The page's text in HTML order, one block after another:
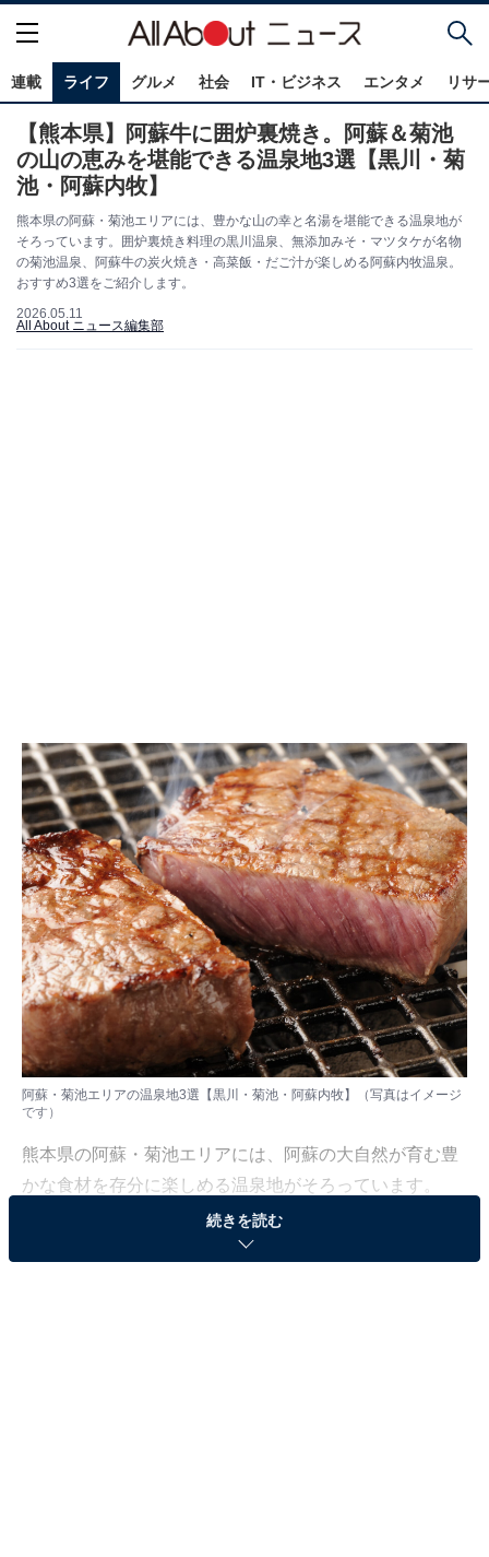
連載 ライフ グルメ 社会 IT・ビジネス エンタメ リサ
【熊本県】阿蘇牛に囲炉裏焼き。阿蘇＆菊池
の山の恵みを堪能できる温泉地3選【黒川・菊
池・阿蘇内牧】
熊本県の阿蘇・菊池エリアには、豊かな山の幸と名湯を堪能できる温泉地が
そろっています。囲炉裏焼き料理の黒川温泉、無添加みそ・マツタケが名物
の菊池温泉、阿蘇牛の炭火焼き・高菜飯・だご汁が楽しめる阿蘇内牧温泉。
おすすめ3選をご紹介します。
2026.05.11
All About ニュース編集部
阿蘇・菊池エリアの温泉地3選【黒川・菊池・阿蘇内牧】（写真はイメージ
です）
熊本県の阿蘇・菊池エリアには、阿蘇の大自然が育む豊
かな食材を存分に楽しめる温泉地がそろっています。
囲炉裏を囲む山里の郷土料理から、阿蘇牛・高菜飯・地
続きを読む